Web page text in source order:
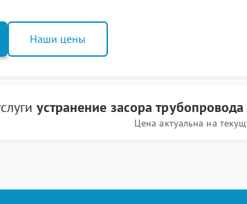
Наши цены
устранение засора трубопровода
Цена актуальна на